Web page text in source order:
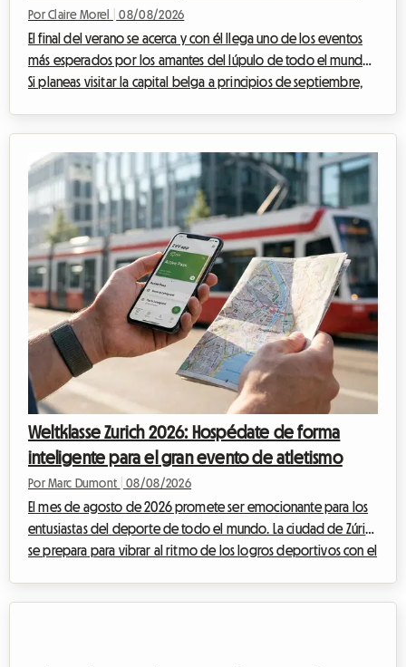
Por Claire Morel 08/08/2026
El final del verano se acerca y con él llega uno de los eventos
más esperados por los amantes del lúpulo de todo el mundo.
Si planeas visitar la capital belga a principios de septiembre,
grandes eventos internacionales. Los hoteles se llenan con
meses de antelación y los precios se disparan. Por eso, te
proponemos una alternati...
Weltklasse Zurich 2026: Hospédate de forma
inteligente para el gran evento de atletismo
Por Marc Dumont 08/08/2026
El mes de agosto de 2026 promete ser emocionante para los
entusiastas del deporte de todo el mundo. La ciudad de Zúrich
se prepara para vibrar al ritmo de los logros deportivos con el